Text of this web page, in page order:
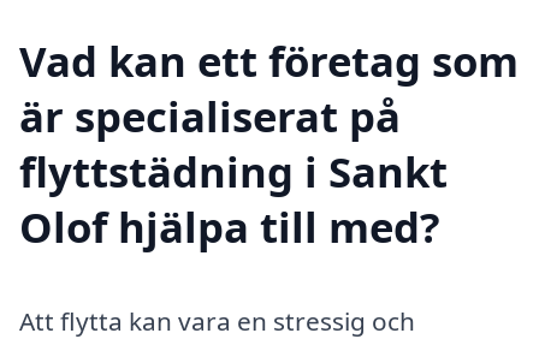
Vad kan ett företag som
är specialiserat på
flyttstädning i Sankt
Olof hjälpa till med?
Att flytta kan vara en stressig och